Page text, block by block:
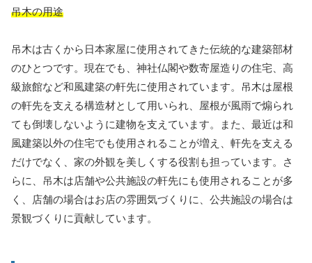
吊木の用途
吊木は古くから日本家屋に使用されてきた伝統的な建築部材
のひとつです。現在でも、神社仏閣や数寄屋造りの住宅、高
級旅館など和風建築の軒先に使用されています。吊木は屋根
の軒先を支える構造材として用いられ、屋根が風雨で煽られ
ても倒壊しないように建物を支えています。また、最近は和
風建築以外の住宅でも使用されることが増え、軒先を支える
だけでなく、家の外観を美しくする役割も担っています。さ
らに、吊木は店舗や公共施設の軒先にも使用されることが多
く、店舗の場合はお店の雰囲気づくりに、公共施設の場合は
景観づくりに貢献しています。